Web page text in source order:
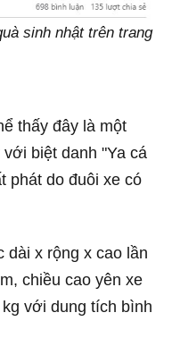
sinh nhật trên trang
thấy đây là một
biệt danh "Ya cá
phát do đuôi xe có
dài x rộng x cao lần
chiều cao yên xe
với dung tích bình